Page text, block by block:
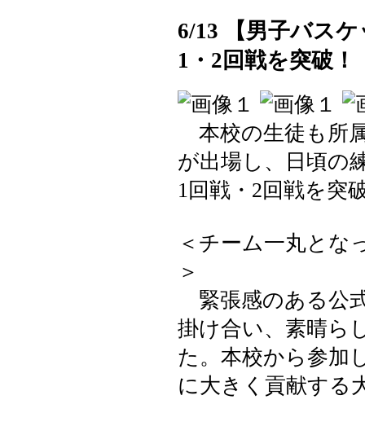
6/13 【男子バス
1・2回戦を突破！
本校の生徒も所
が出場し、日頃の
1回戦・2回戦を突
＜チーム一丸とな
＞
緊張感のある公
掛け合い、素晴ら
た。本校から参加
に大きく貢献する